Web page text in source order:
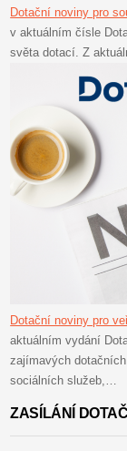
Dotační noviny pro
v aktuálním čísle
světa dotací. Z
Dotační noviny pro
aktuálním vydání
zajímavých
sociálních služeb,…
ZASÍLÁNÍ